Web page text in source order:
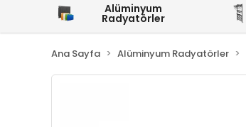
Alüminyum
Radyatörler
Ana Sayfa Alüminyum Radyatörler